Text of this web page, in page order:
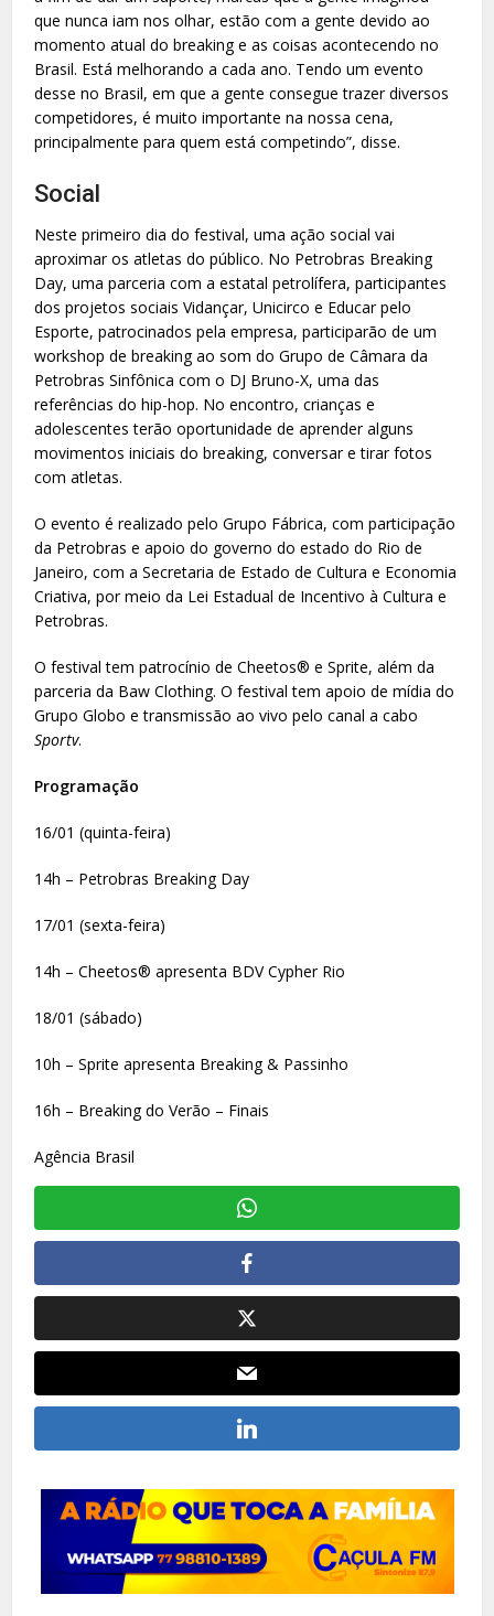
que nunca iam nos olhar, estão com a gente devido ao
momento atual do breaking e as coisas acontecendo no
Brasil. Está melhorando a cada ano. Tendo um evento
desse no Brasil, em que a gente consegue trazer diversos
competidores, é muito importante na nossa cena,
principalmente para quem está competindo”, disse.
Social
Neste primeiro dia do festival, uma ação social vai
aproximar os atletas do público. No Petrobras Breaking
Day, uma parceria com a estatal petrolífera, participantes
dos projetos sociais Vidançar, Unicirco e Educar pelo
Esporte, patrocinados pela empresa, participarão de um
workshop de breaking ao som do Grupo de Câmara da
Petrobras Sinfônica com o DJ Bruno-X, uma das
referências do hip-hop. No encontro, crianças e
adolescentes terão oportunidade de aprender alguns
movimentos iniciais do breaking, conversar e tirar fotos
com atletas.
O evento é realizado pelo Grupo Fábrica, com participação
da Petrobras e apoio do governo do estado do Rio de
Janeiro, com a Secretaria de Estado de Cultura e Economia
Criativa, por meio da Lei Estadual de Incentivo à Cultura e
Petrobras.
O festival tem patrocínio de Cheetos® e Sprite, além da
parceria da Baw Clothing. O festival tem apoio de mídia do
Grupo Globo e transmissão ao vivo pelo canal a cabo
Sportv.
Programação
16/01 (quinta-feira)
14h – Petrobras Breaking Day
17/01 (sexta-feira)
14h – Cheetos® apresenta BDV Cypher Rio
18/01 (sábado)
10h – Sprite apresenta Breaking & Passinho
16h – Breaking do Verão – Finais
Agência Brasil